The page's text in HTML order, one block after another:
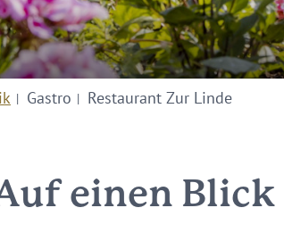
Gastro Restaurant Zur Linde
einen Blick